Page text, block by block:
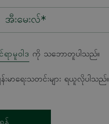
အီးမေးလ်*
ာမူဝါဒ ကို သဘောတူပါသည်။
မာရေးသတင်းများ ရယူလိုပါသည်။